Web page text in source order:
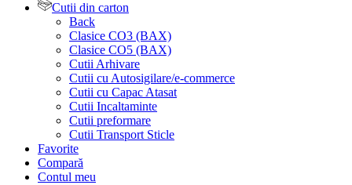
Cutii din carton
Back
Clasice CO3 (BAX)
Clasice CO5 (BAX)
Cutii Arhivare
Cutii cu Autosigilare/e-commerce
Cutii cu Capac Atasat
Cutii Incaltaminte
Cutii preformare
Cutii Transport Sticle
Favorite
Compară
Contul meu